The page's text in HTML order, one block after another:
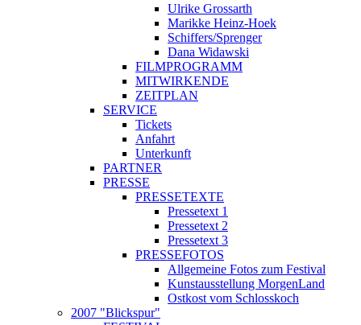
Ulrike Grossarth
Marikke Heinz-Hoek
Schiffers/Sprenger
Dana Widawski
FILMPROGRAMM
MITWIRKENDE
ZEITPLAN
SERVICE
Tickets
Anfahrt
Unterkunft
PARTNER
PRESSE
PRESSETEXTE
Pressetext 1
Pressetext 2
Pressetext 3
PRESSEFOTOS
Allgemeine Fotos zum Festival
Kunstausstellung MorgenLand
Ostkost vom Schlosskoch
2007 "Blickspur"